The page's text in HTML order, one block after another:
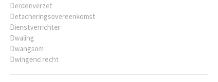
Derdenverzet
Detacheringsovereenkomst
Dienstverrichter
Dwaling
Dwangsom
Dwingend recht